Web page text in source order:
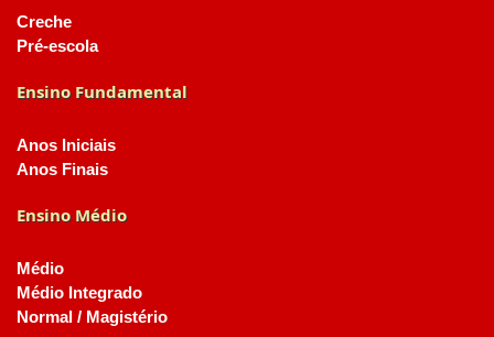
Creche
Pré-escola
Ensino Fundamental
Anos Iniciais
Anos Finais
Ensino Médio
Médio
Médio Integrado
Normal / Magistério